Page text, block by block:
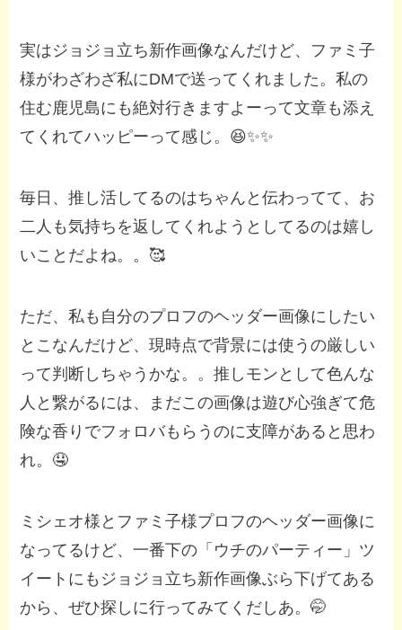
実はジョジョ立ち新作画像なんだけど、ファミ子
様がわざわざ私にDMで送ってくれました。私の
住む鹿児島にも絶対行きますよーって文章も添え
てくれてハッピーって感じ。😆✨✨
毎日、推し活してるのはちゃんと伝わってて、お
二人も気持ちを返してくれようとしてるのは嬉し
いことだよね。。🥰
ただ、私も自分のプロフのヘッダー画像にしたい
とこなんだけど、現時点で背景には使うの厳しい
って判断しちゃうかな。。推しモンとして色んな
人と繋がるには、まだこの画像は遊び心強ぎて危
険な香りでフォロバもらうのに支障があると思わ
れ。🤤
ミシェオ様とファミ子様プロフのヘッダー画像に
なってるけど、一番下の「ウチのパーティー」ツ
イートにもジョジョ立ち新作画像ぶら下げてある
から、ぜひ探しに行ってみてくだしあ。🤭